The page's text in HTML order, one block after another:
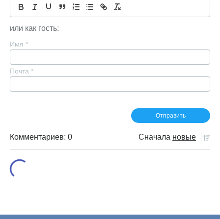
или как гость:
Имя *
Почта *
Комментариев: 0 Сначала новые